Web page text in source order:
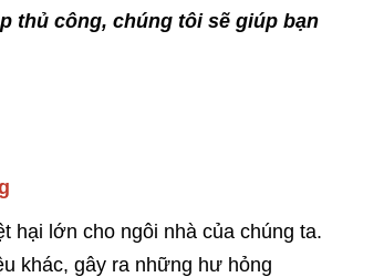
thủ công, chúng tôi sẽ giúp bạn
hại lớn cho ngôi nhà của chúng ta.
khác, gây ra những hư hỏng